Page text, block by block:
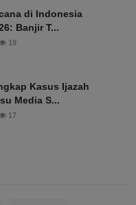
di Indonesia
Banjir T...
19
Kasus Ijazah
Media S...
17